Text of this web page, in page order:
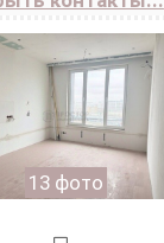
13 фото